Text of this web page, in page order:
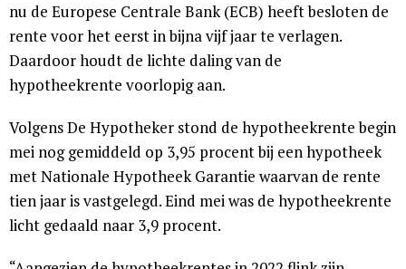
nu de Europese Centrale Bank (ECB) heeft besloten de
rente voor het eerst in bijna vijf jaar te verlagen.
Daardoor houdt de lichte daling van de
hypotheekrente voorlopig aan.
Volgens De Hypotheker stond de hypotheekrente begin
mei nog gemiddeld op 3,95 procent bij een hypotheek
met Nationale Hypotheek Garantie waarvan de rente
tien jaar is vastgelegd. Eind mei was de hypotheekrente
licht gedaald naar 3,9 procent.